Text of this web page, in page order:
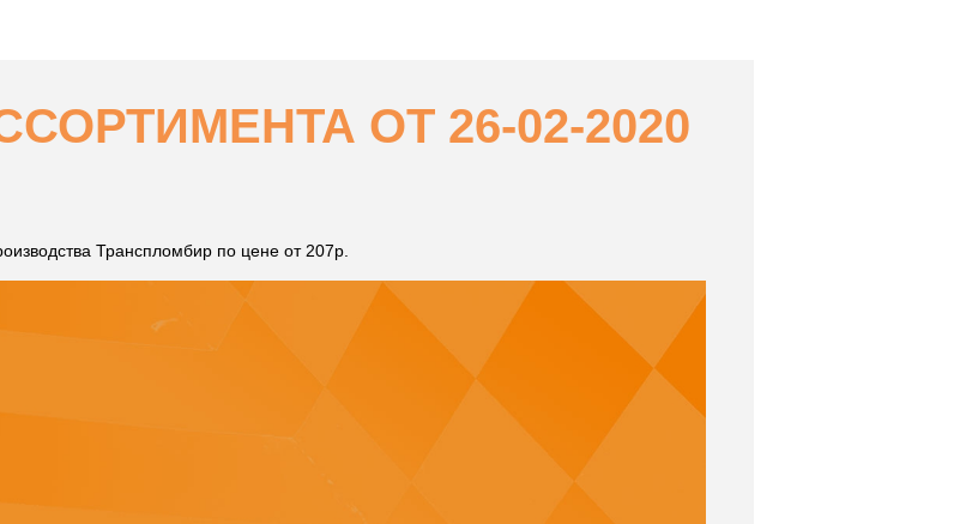
ОТ 26-02-2020
Транспломбир по цене от 207р.